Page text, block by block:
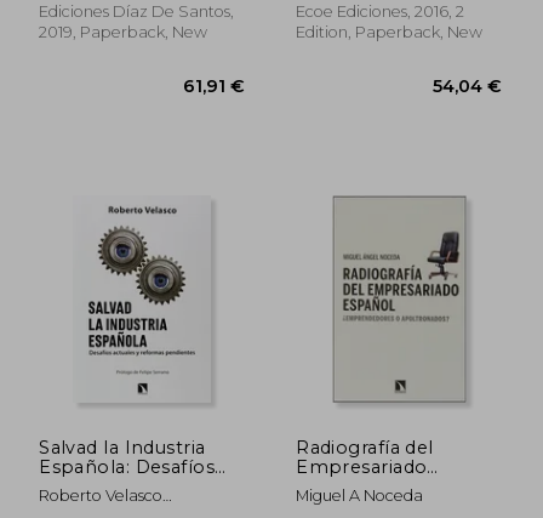
29,15 €
Ediciones Díaz De Santos,
2019, Paperback, New
Ecoe Ediciones, 2016, 2
Edition, Paperback, New
Salvad la Industria
Española: Desafíos
Actuales y Reformas
Pendientes (in
Roberto Velasco
Radiografía del
Empresariado
Español (in Spanish)
Miguel A Noceda